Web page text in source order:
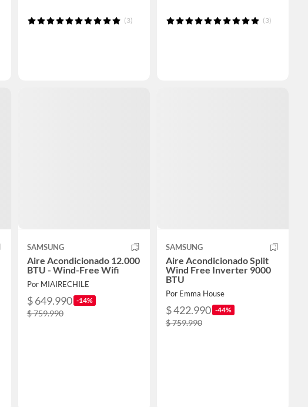
(3) (3)
SAMSUNG
Aire Acondicionado 12.000
BTU - Wind-Free Wifi
Por MIAIRECHILE
$ 649.990 -14%
$ 759.990
SAMSUNG
Aire Acondicionado Split
Wind Free Inverter 9000
BTU
Por Emma House
$ 422.990 -44%
$ 759.990